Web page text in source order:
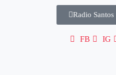
Radio
FB IG